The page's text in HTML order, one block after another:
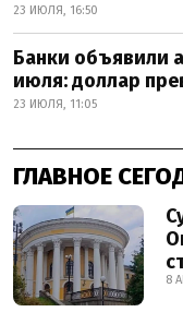
23 ИЮЛЯ, 16:50
Банки объявили
июля: доллар
23 ИЮЛЯ, 11:05
ГЛАВНОЕ
8